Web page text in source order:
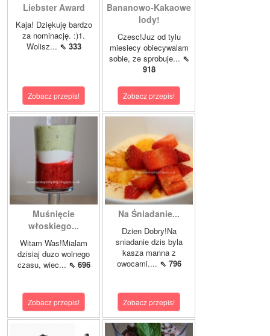
Liebster Award
Kaja! Dziękuję bardzo
za nominację. :)1.
Wolisz... ⇖ 333
Zobacz przepis!
Bananowo-Kakaowe
lody!
Czesc!Juz od tylu
miesiecy obiecywalam
sobie, ze sprobuje... ⇖
918
Zobacz przepis!
Muśnięcie
włoskiego...
Witam Was!Mialam
dzisiaj duzo wolnego
czasu, wiec... ⇖ 696
Zobacz przepis!
Na Śniadanie...
Dzien Dobry!Na
sniadanie dzis byla
kasza manna z
owocami.... ⇖ 796
Zobacz przepis!